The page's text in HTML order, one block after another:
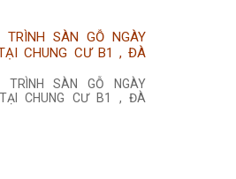
TRÌNH SÀN GỖ NGÀY
CHUNG CƯ B1 , ĐÀ
TRÌNH SÀN GỖ NGÀY
CHUNG CƯ B1 , ĐÀ